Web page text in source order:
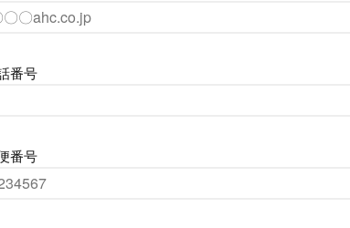
番号
番号